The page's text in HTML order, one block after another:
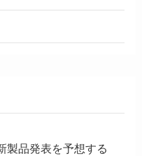
製品発表を予想する